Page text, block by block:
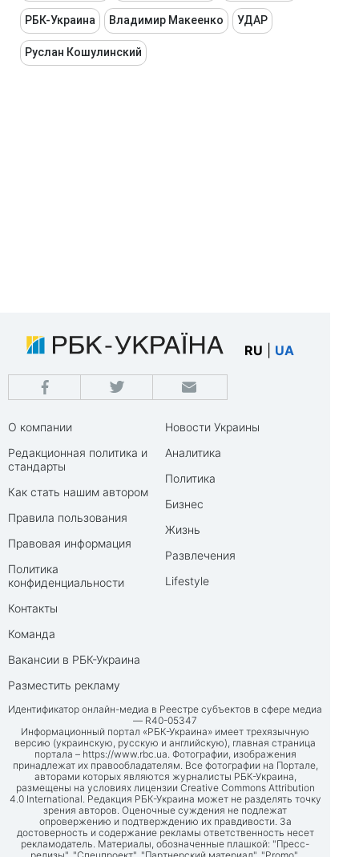
РБК-Украина Владимир Макеенко УДАР
Руслан Кошулинский
RU UA
О компании
Редакционная политика и
стандарты
Как стать нашим автором
Правила пользования
Правовая информация
Политика
конфиденциальности
Контакты
Команда
Вакансии в РБК-Украина
Разместить рекламу
Новости Украины
Аналитика
Политика
Бизнес
Жизнь
Развлечения
Lifestyle
Идентификатор онлайн-медиа в Реестре субъектов в сфере медиа
— R40-05347
Информационный портал «РБК-Украина» имеет трехязычную
версию (украинскую, русскую и английскую), главная страница
портала – https://www.rbc.ua. Фотографии, изображения
принадлежат их правообладателям. Все фотографии на Портале,
авторами которых являются журналисты РБК-Украина,
размещены на условиях лицензии Creative Commons Attribution
4.0 International. Редакция РБК-Украина может не разделять точку
зрения авторов. Оценочные суждения не подлежат
опровержению и подтверждению их правдивости. За
достоверность и содержание рекламы ответственность несет
рекламодатель. Материалы, обозначенные плашкой: "Пресс-